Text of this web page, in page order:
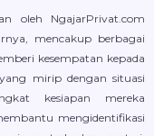
oleh NgajarPrivat.com
mencakup berbagai
kesempatan kepada
mirip dengan situasi
kesiapan mereka
mengidentifikasi